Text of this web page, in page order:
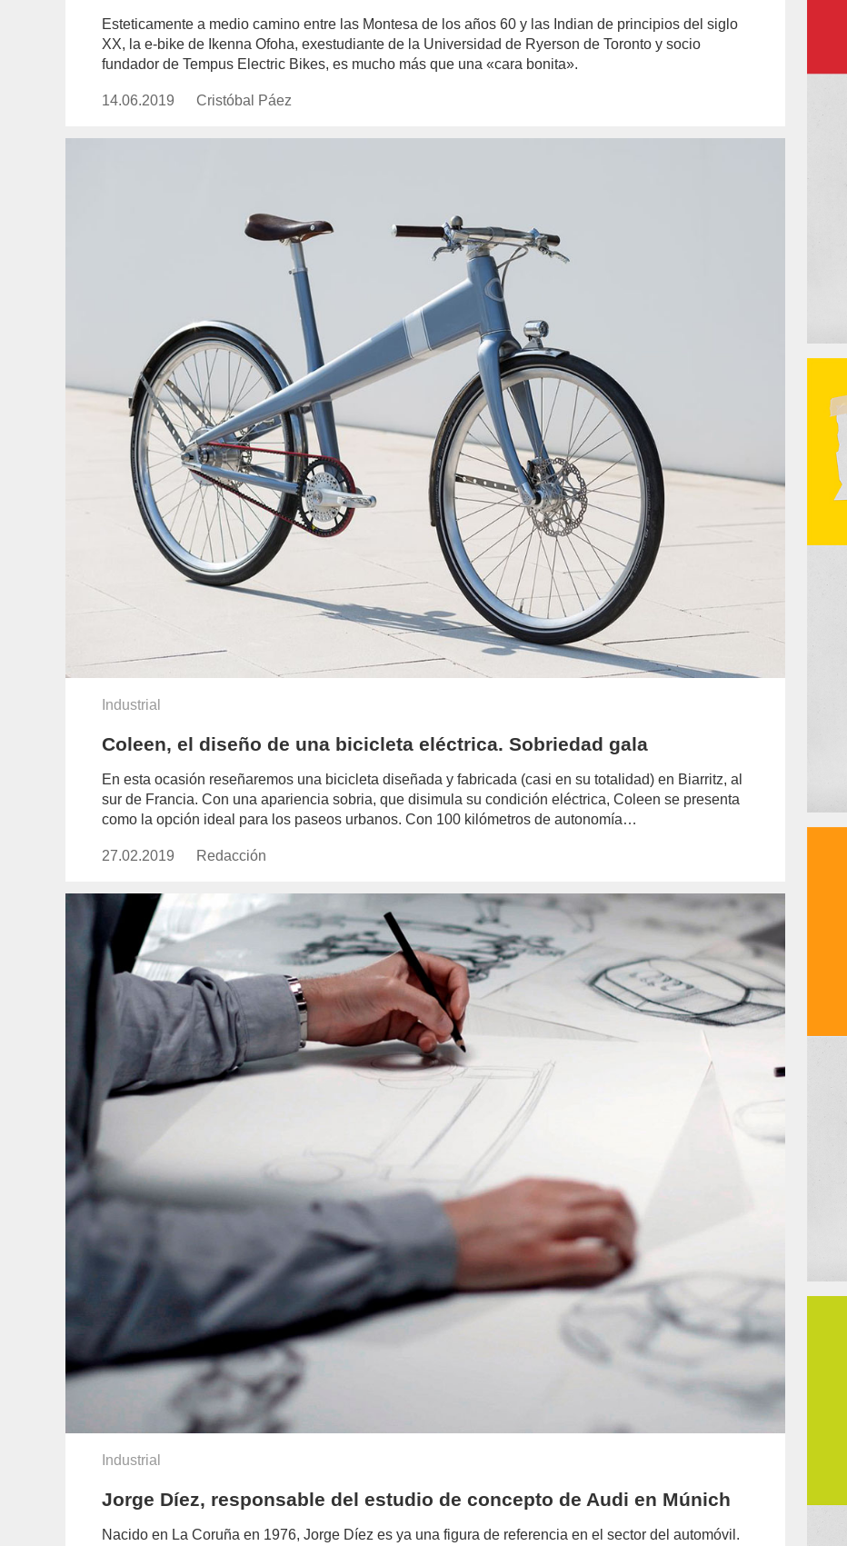
Esteticamente a medio camino entre las Montesa de los años 60 y las Indian de principios del siglo
XX, la e-bike de Ikenna Ofoha, exestudiante de la Universidad de Ryerson de Toronto y socio
fundador de Tempus Electric Bikes, es mucho más que una «cara bonita».
Publicado
14.06.2019
https://www.experimenta.es/author/cristobal-
Cristóbal Páez
Industrial
Coleen, el diseño de una bicicleta eléctrica. Sobriedad gala
En esta ocasión reseñaremos una bicicleta diseñada y fabricada (casi en su totalidad) en Biarritz, al
sur de Francia. Con una apariencia sobria, que disimula su condición eléctrica, Coleen se presenta
como la opción ideal para los paseos urbanos. Con 100 kilómetros de autonomía…
Publicado
27.02.2019 https://www.experimenta.es/author/redaccion/
Redacción
Industrial
Jorge Díez, responsable del estudio de concepto de Audi en Múnich
Nacido en La Coruña en 1976, Jorge Díez es ya una figura de referencia en el sector del automóvil.